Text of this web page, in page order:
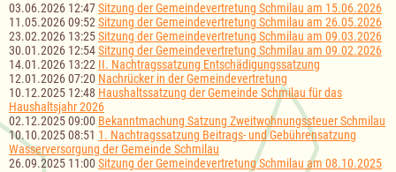
03.06.2026 12:47Sitzung der Gemeindevertretung Schmilau am 15.06.2026
11.05.2026 09:52 Sitzung der Gemeindevertretung Schmilau am 26.05.2026
23.02.2026 13:25Sitzung der Gemeindevertretung Schmilau am 09.03.2026
30.01.2026 12:54Sitzung der Gemeindevertretung Schmilau am 09.02.2026
14.01.2026 13:22 II. Nachtragssatzung Entschädigungssatzung
12.01.2026 07:20 Nachrücker in der Gemeindevertretung
10.12.2025 12:48 Haushaltssatzung der Gemeinde Schmilau für das
Haushaltsjahr 2026
02.12.2025 09:00 Bekanntmachung Satzung Zweitwohnungssteuer Schmilau
10.10.2025 08:51 1. Nachtragssatzung Beitrags- und Gebührensatzung
Wasserversorgung der Gemeinde Schmilau
26.09.2025 11:00 Sitzung der Gemeindevertretung Schmilau am 08.10.2025